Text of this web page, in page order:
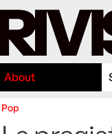
About
Pop